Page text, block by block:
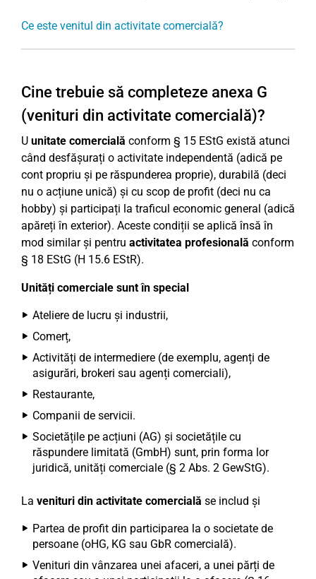
Ce este venitul din activitate comercială?
Cine trebuie să completeze anexa G
(venituri din activitate comercială)?
U unitate comercială conform § 15 EStG există atunci
când desfășurați o activitate independentă (adică pe
cont propriu și pe răspunderea proprie), durabilă (deci
nu o acțiune unică) și cu scop de profit (deci nu ca
hobby) și participați la traficul economic general (adică
apăreți în exterior). Aceste condiții se aplică însă în
mod similar și pentru activitatea profesională conform
§ 18 EStG (H 15.6 EStR).
Unități comerciale sunt în special
Ateliere de lucru și industrii,
Comerț,
Activități de intermediere (de exemplu, agenți de
asigurări, brokeri sau agenți comerciali),
Restaurante,
Companii de servicii.
Societățile pe acțiuni (AG) și societățile cu
răspundere limitată (GmbH) sunt, prin forma lor
juridică, unități comerciale (§ 2 Abs. 2 GewStG).
La venituri din activitate comercială se includ și
Partea de profit din participarea la o societate de
persoane (oHG, KG sau GbR comercială).
Venituri din vânzarea unei afaceri, a unei părți de